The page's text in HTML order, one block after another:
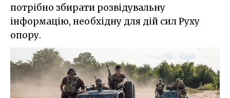
потрібно збирати розвідувальну
інформацію, необхідну для дій сил Руху
опору.